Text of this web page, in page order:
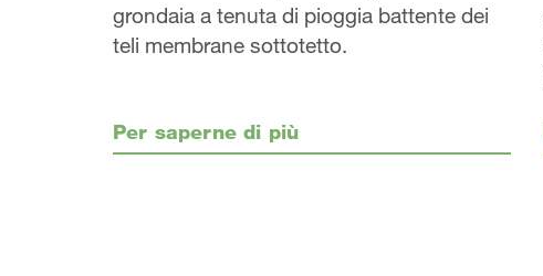
grondaia a tenuta di pioggia battente dei
teli membrane sottotetto.
Per saperne di più